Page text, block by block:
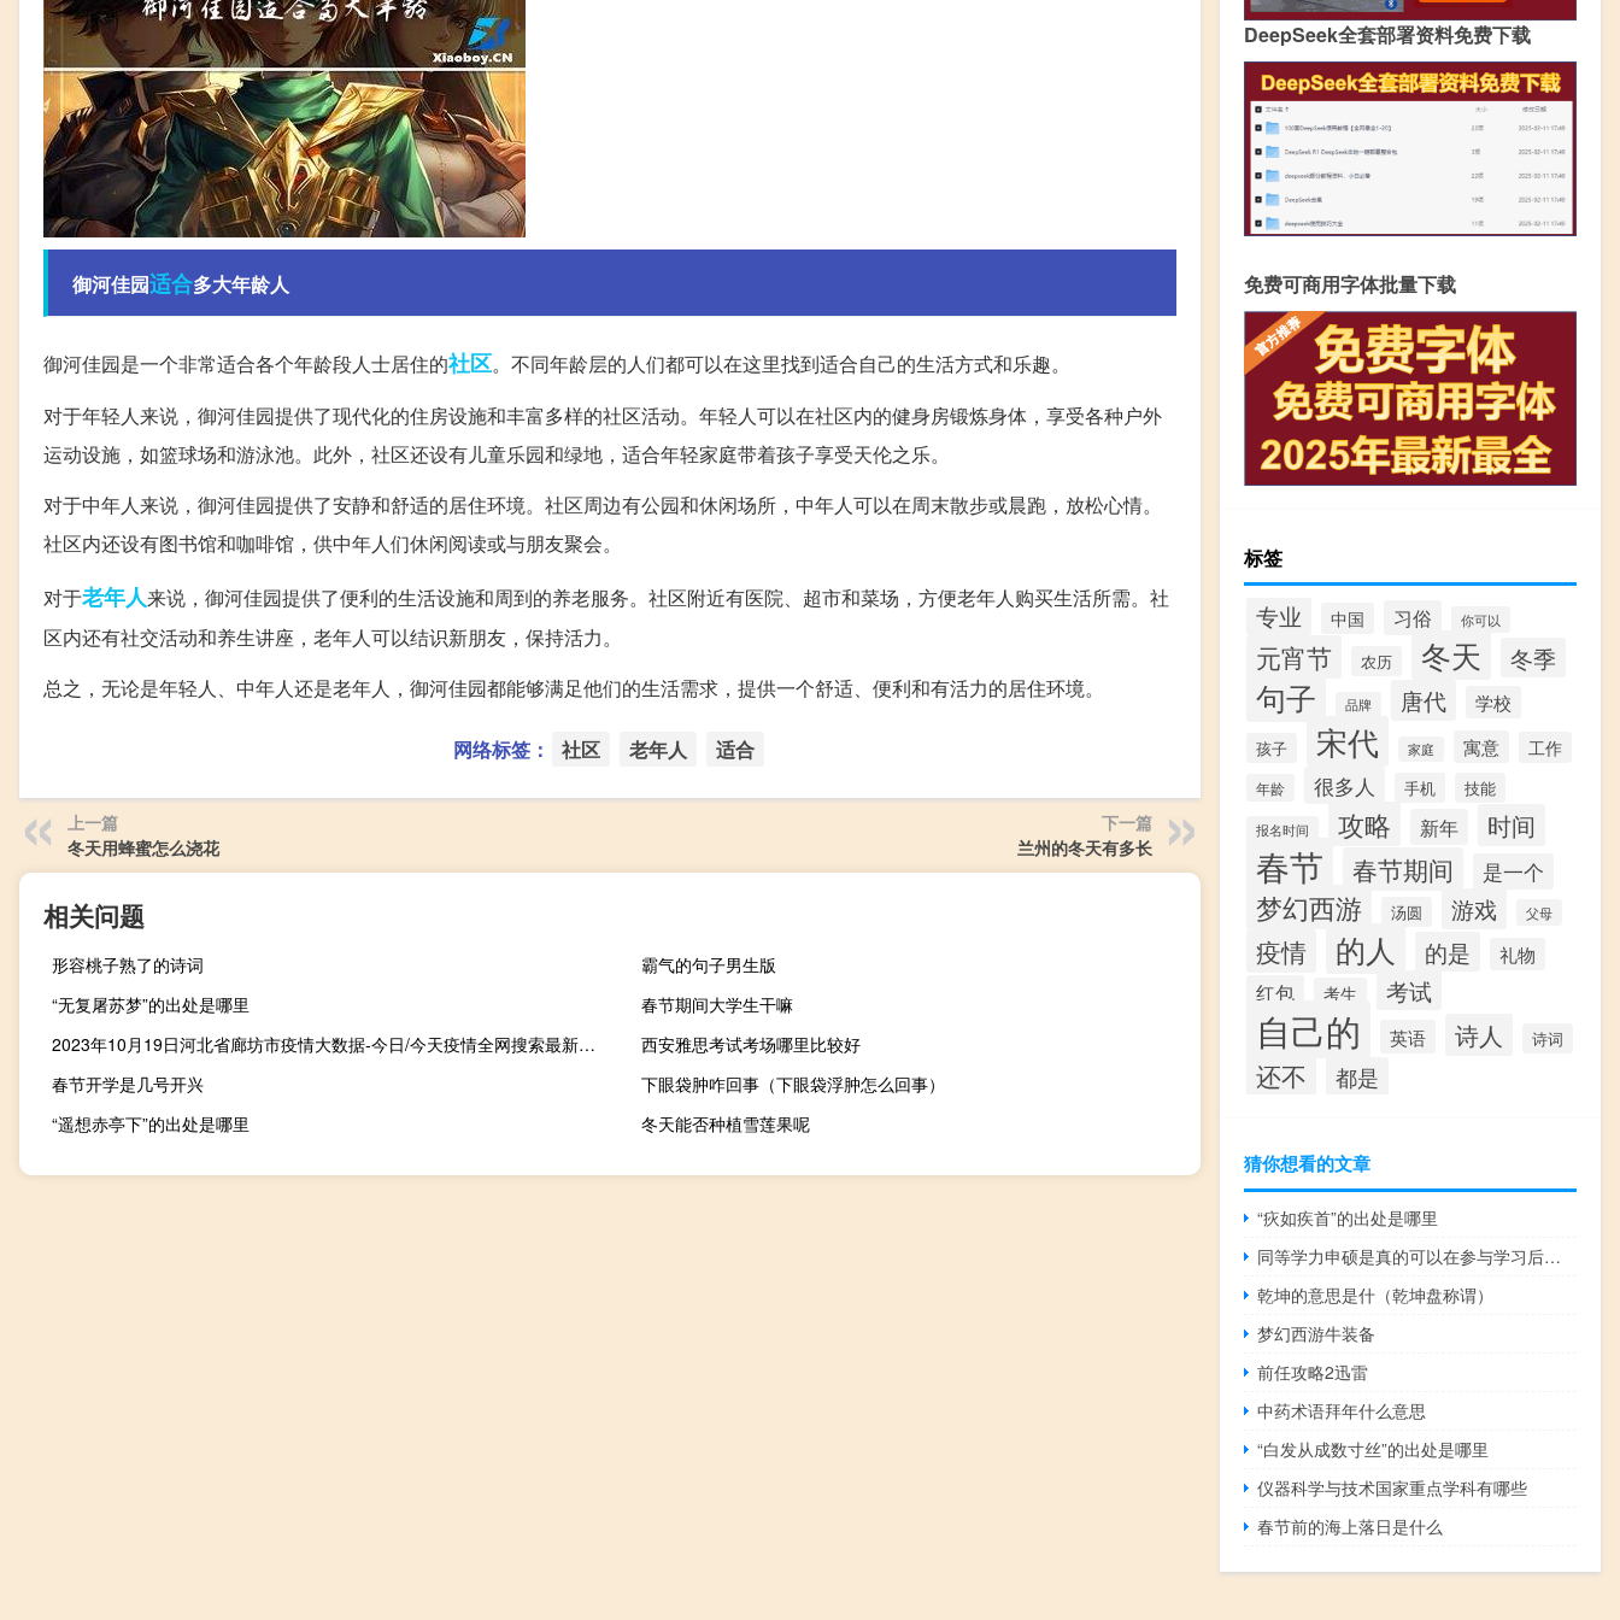
御河佳园适合多大年龄人
御河佳园是一个非常适合各个年龄段人士居住的社区。不同年龄层的人们都可以在这里找到适合自己的生活方式和乐趣。
对于年轻人来说，御河佳园提供了现代化的住房设施和丰富多样的社区活动。年轻人可以在社区内的健身房锻炼身体，享受各种户外
运动设施，如篮球场和游泳池。此外，社区还设有儿童乐园和绿地，适合年轻家庭带着孩子享受天伦之乐。
对于中年人来说，御河佳园提供了安静和舒适的居住环境。社区周边有公园和休闲场所，中年人可以在周末散步或晨跑，放松心情。
社区内还设有图书馆和咖啡馆，供中年人们休闲阅读或与朋友聚会。
对于老年人来说，御河佳园提供了便利的生活设施和周到的养老服务。社区附近有医院、超市和菜场，方便老年人购买生活所需。社
区内还有社交活动和养生讲座，老年人可以结识新朋友，保持活力。
总之，无论是年轻人、中年人还是老年人，御河佳园都能够满足他们的生活需求，提供一个舒适、便利和有活力的居住环境。
网络标签： 社区 老年人 适合
上一篇
冬天用蜂蜜怎么浇花
下一篇
兰州的冬天有多长
相关问题
形容桃子熟了的诗词
霸气的句子男生版
“无复屠苏梦”的出处是哪里
春节期间大学生干嘛
2023年10月19日河北省廊坊市疫情大数据-今日/今天疫情全网搜索最新实时消息动态情况通知播报
西安雅思考试考场哪里比较好
春节开学是几号开兴
下眼袋肿咋回事（下眼袋浮肿怎么回事）
“遥想赤亭下”的出处是哪里
冬天能否种植雪莲果呢
DeepSeek全套部署资料免费下载
免费可商用字体批量下载
标签
专业 中国 习俗 你可以
元宵节 农历 冬天 冬季
句子 品牌 唐代 学校
孩子 宋代 家庭 寓意 工作
年龄 很多人 手机 技能
报名时间 攻略 新年 时间
春节 春节期间 是一个
梦幻西游 汤圆 游戏 父母
疫情 的人 的是 礼物
红包 考生 考试
自己的 英语 诗人 诗词
还不 都是
猜你想看的文章
“疢如疾首”的出处是哪里
同等学力申硕是真的可以在参与学习后拿到学位证吗
乾坤的意思是什（乾坤盘称谓）
梦幻西游牛装备
前任攻略2迅雷
中药术语拜年什么意思
“白发从成数寸丝”的出处是哪里
仪器科学与技术国家重点学科有哪些
春节前的海上落日是什么